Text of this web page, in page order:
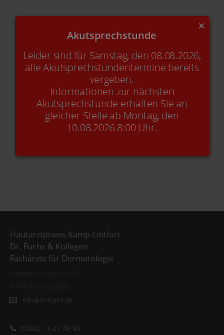
×
Akutsprechstunde
Leider sind für Samstag, den 08.08.2026,
alle Akutsprechstundentermine bereits
vergeben.
Informationen zur nächsten
Akutsprechstunde erhalten Sie an
gleicher Stelle ab Montag, den
10.08.2026 8:00 Uhr.
Online-Termin +49(0)2842-9 21 49 90
Hautarztpraxis Kamp-Lintfort
Dr. Fuchs & Kollegen
Fachärzte für Dermatologie
info@dr-fuchs.de
02842 - 9 21 49 90